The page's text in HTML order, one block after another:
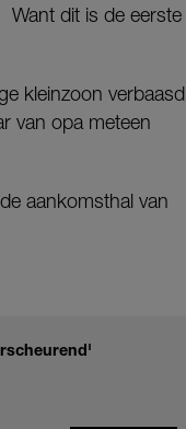
Want dit is de eerste
kleinzoon verbaasd
van opa meteen
aankomsthal van